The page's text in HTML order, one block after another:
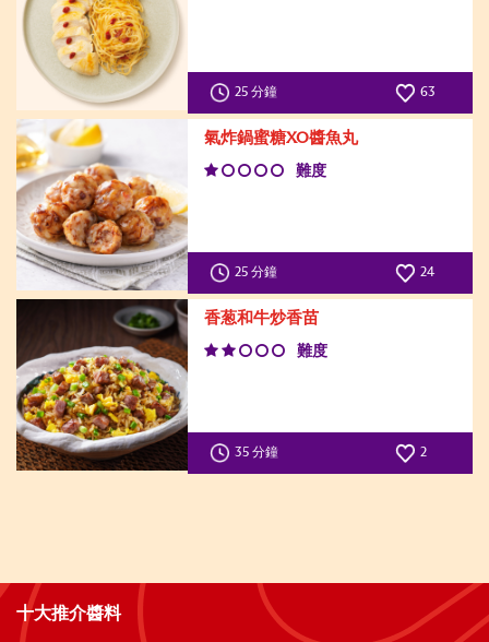
25 分鐘 63
氣炸鍋蜜糖XO醬魚丸
難度
25 分鐘 24
香葱和牛炒香苗
難度
35 分鐘 2
十大推介醬料